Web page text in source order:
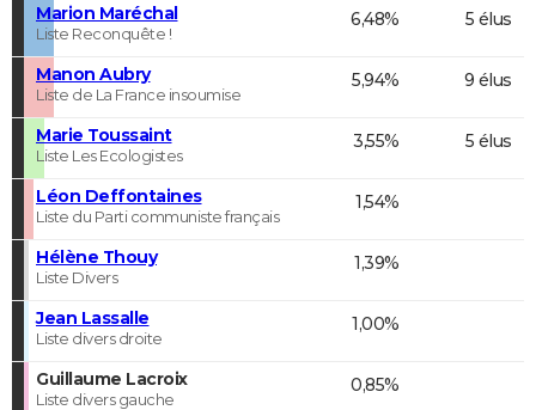
Marion Maréchal
Liste Reconquête !
6,48% 5 élus
Manon Aubry
Liste de La France insoumise
5,94% 9 élus
Marie Toussaint
Liste Les Ecologistes
3,55% 5 élus
Léon Deffontaines
Liste du Parti communiste français
1,54%
Hélène Thouy
Liste Divers
1,39%
Jean Lassalle
Liste divers droite
1,00%
Guillaume Lacroix
Liste divers gauche
0,85%